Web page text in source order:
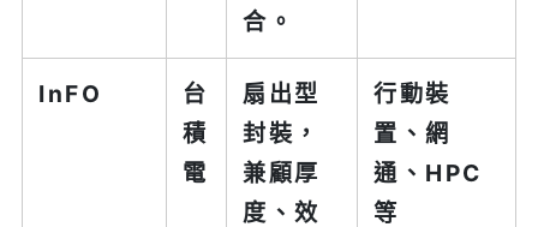
合。
InFO
台
積
電
扇出型
封裝，
兼顧厚
度、效
行動裝
置、網
通、HPC
等